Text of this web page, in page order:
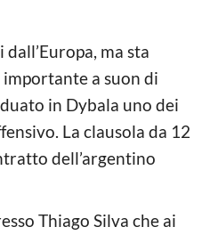
ma sta
a suon di
in Dybala uno dei
La clausola da 12
dell’argentino
Thiago Silva che ai